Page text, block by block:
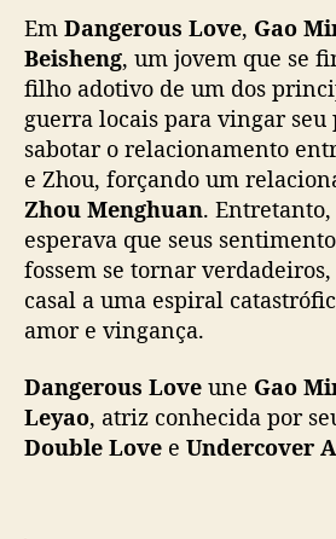
🎬#DangerousLove
exclusively.
✨Starring#GaoMingchen
欢 #高铭辰 #韩乐瑶 #WeTV…
pic.twitter.com/
— WeTV.Official
2025
Em Dangerous Love, Gao
Beisheng, um jovem que se
filho adotivo de um dos
guerra locais para vingar seu
sabotar o relacionamento
e Zhou, forçando um
Zhou Menghuan.
esperava que seus
fossem se tornar
casal a uma espiral
amor e vingança.
Dangerous Love une Gao
Leyao, atriz conhecida por
Double Love e Undercover